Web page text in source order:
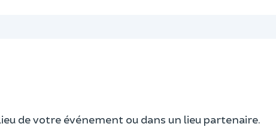
de votre événement ou dans un lieu partenaire.